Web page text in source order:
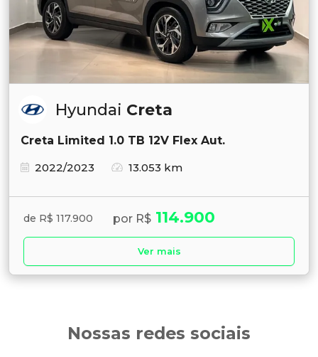
Hyundai Creta
Creta Limited 1.0 TB 12V Flex Aut.
2022/2023
13.053 km
de R$ 117.900 por R$ 114.900
Ver mais
Nossas redes sociais